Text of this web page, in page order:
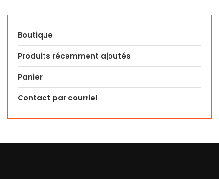
Boutique
Produits récemment ajoutés
Panier
Contact par courriel